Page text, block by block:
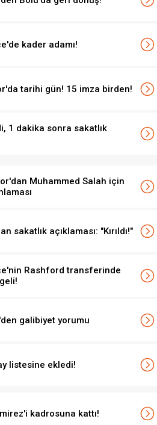
kader adamı!
tarihi gün! 15 imza birden!
1 dakika sonra sakatlık
Muhammed Salah için
sakatlık açıklaması: "Kırıldı!"
Rashford transferinde
galibiyet yorumu
listesine ekledi!
kadrosuna kattı!